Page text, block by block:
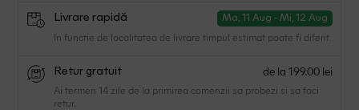
Livrare rapidă Ma, 11 Aug - Mi, 12 Aug
In functie de localitatea de livrare timpul estimat poate fi diferit.
Retur gratuit de la 199.00 lei
Ai termen 14 zile de la primirea comenzii sa probezi si sa faci
retur.